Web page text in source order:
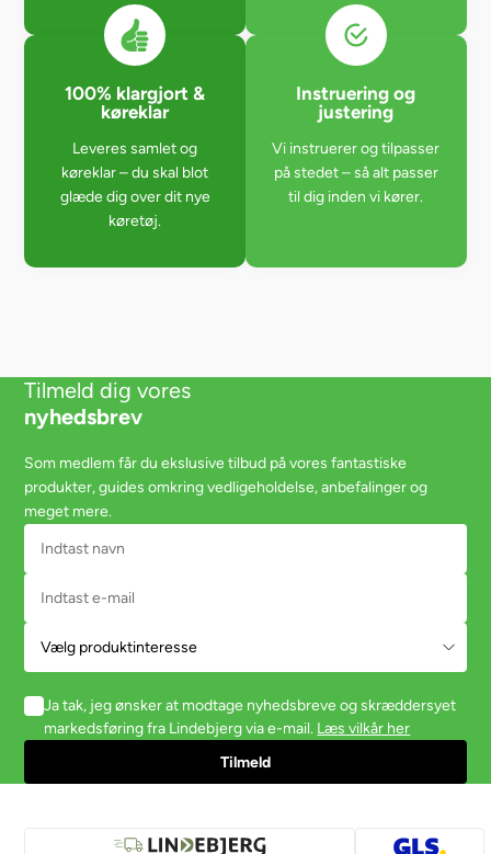
100% klargjort &
køreklar
Leveres samlet og
køreklar – du skal blot
glæde dig over dit nye
køretøj.
Instruering og
justering
Vi instruerer og tilpasser
på stedet – så alt passer
til dig inden vi kører.
Tilmeld dig vores
nyhedsbrev
Som medlem får du ekslusive tilbud på vores fantastiske
produkter, guides omkring vedligeholdelse, anbefalinger og
meget mere.
Ja tak, jeg ønsker at modtage nyhedsbreve og skræddersyet
markedsføring fra Lindebjerg via e-mail. Læs vilkår her